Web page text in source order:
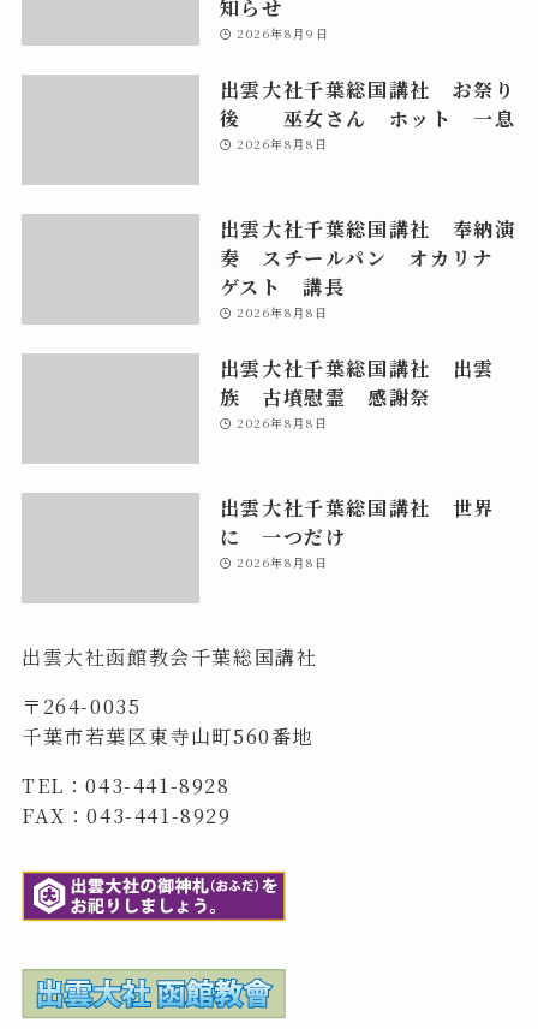
知らせ
2026年8月9日
出雲大社千葉総国講社 お祭り
後 巫女さん ホット 一息
2026年8月8日
出雲大社千葉総国講社 奉納演
奏 スチールパン オカリナ
ゲスト 講長
2026年8月8日
出雲大社千葉総国講社 出雲
族 古墳慰霊 感謝祭
2026年8月8日
出雲大社千葉総国講社 世界
に 一つだけ
2026年8月8日
出雲大社函館教会千葉総国講社
〒264-0035
千葉市若葉区東寺山町560番地
TEL：043-441-8928
FAX：043-441-8929